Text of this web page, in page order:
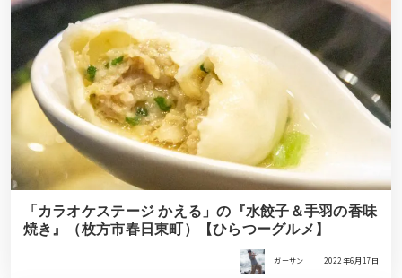
「カラオケステージ かえる」の『水餃子＆手羽の香味
焼き』（枚方市春日東町）【ひらつーグルメ】
ガーサン 2022年6月17日